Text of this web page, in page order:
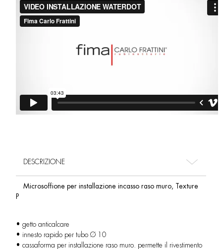
DESCRIZIONE
Microsoffione per installazione incasso raso muro, Texture
P
• getto anticalcare
• innesto rapido per tubo Ø 10
• cassaforma per installazione raso muro. permette il rivestimento